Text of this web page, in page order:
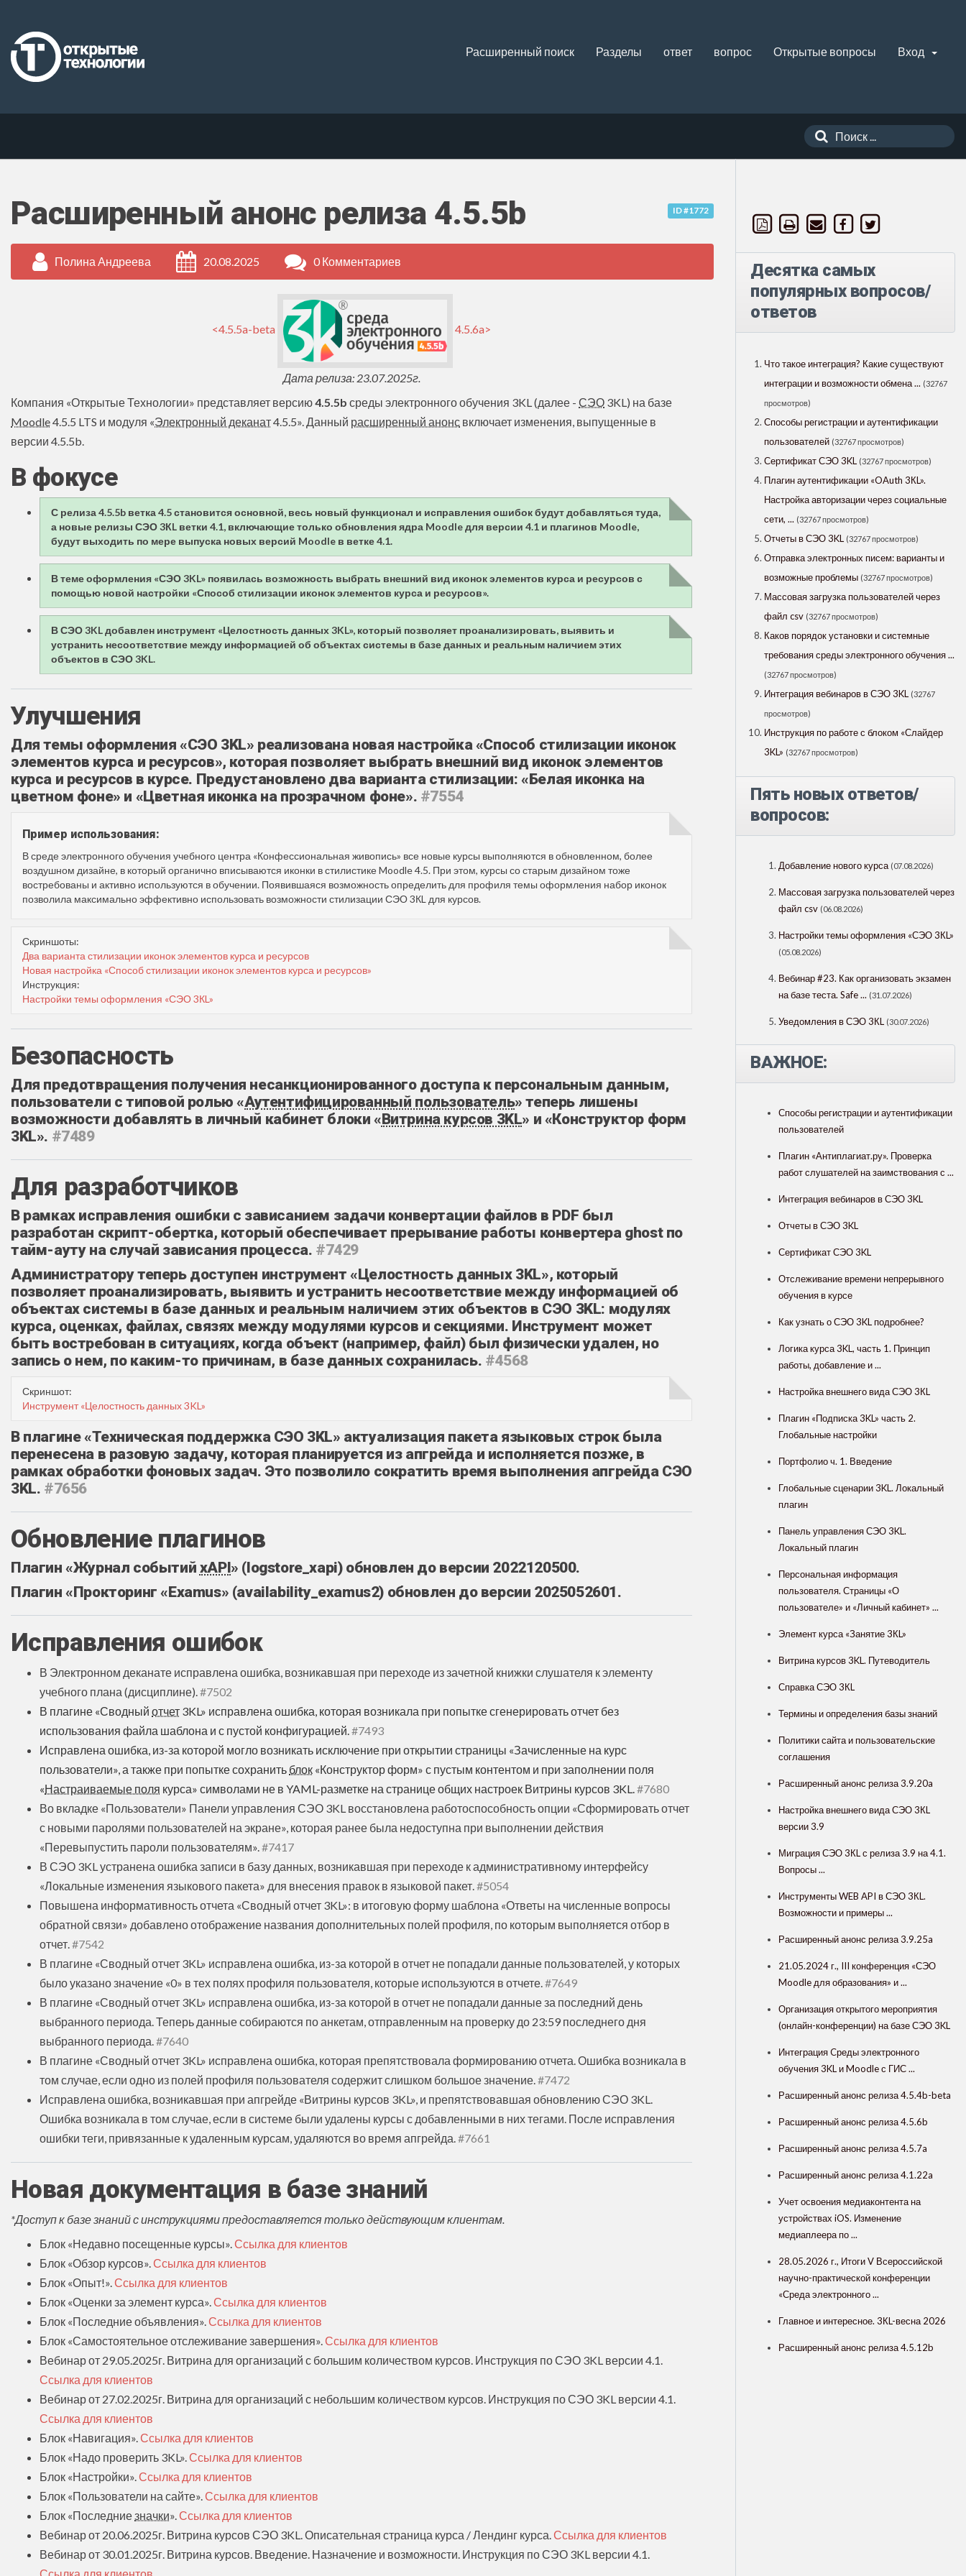
Расширенный поиск Разделы ответ вопрос Открытые вопросы Вход
ID #1772
Расширенный анонс релиза 4.5.5b
Полина Андреева 20.08.2025 0 Комментариев
<4.5.5a-beta 4.5.6a>
Дата релиза: 23.07.2025г.
Компания «Открытые Технологии» представляет версию4.5.5b среды электронного обучения 3KL (далее - СЭО 3KL) на базе
Moodle4.5.5 LTS и модуля «Электронный деканат4.5.5». Данный расширенный анонс включает изменения, выпущенные в
версии 4.5.5b.
В фокусе
С релиза 4.5.5b ветка 4.5 становится основной, весь новый функционал и исправления ошибок будут добавляться туда,
а новые релизы СЭО 3КL ветки 4.1, включающие только обновления ядра Moodle для версии 4.1 и плагинов Moodle,
будут выходить по мере выпуска новых версий Moodle в ветке 4.1.
В теме оформления «СЭО 3KL» появилась возможность выбрать внешний вид иконок элементов курса и ресурсов с
помощью новой настройки «Способ стилизации иконок элементов курса и ресурсов».
В СЭО 3KL добавлен инструмент «Целостность данных 3KL», который позволяет проанализировать, выявить и
устранить несоответствие между информацией об объектах системы в базе данных и реальным наличием этих
объектов в СЭО 3KL.
Улучшения
Для темы оформления «СЭО 3KL» реализована новая настройка «Способ стилизации иконок
элементов курса и ресурсов», которая позволяет выбрать внешний вид иконок элементов
курса и ресурсов в курсе. Предустановлено два варианта стилизации: «Белая иконка на
цветном фоне» и «Цветная иконка на прозрачном фоне». #7554
Пример использования:
В среде электронного обучения учебного центра «Конфессиональная живопись» все новые курсы выполняются в обновленном, более
воздушном дизайне, в который органично вписываются иконки в стилистике Moodle 4.5. При этом, курсы со старым дизайном тоже
востребованы и активно используются в обучении. Появившаяся возможность определить для профиля темы оформления набор иконок
позволила максимально эффективно использовать возможности стилизации СЭО 3КL для курсов.
Скриншоты:
Два варианта стилизации иконок элементов курса и ресурсов
Новая настройка «Способ стилизации иконок элементов курса и ресурсов»
Инструкция:
Настройки темы оформления «СЭО 3КL»
Безопасность
Для предотвращения получения несанкционированного доступа к персональным данным,
пользователи с типовой ролью «Аутентифицированный пользователь» теперь лишены
возможности добавлять в личный кабинет блоки «Витрина курсов 3KL» и «Конструктор форм
3KL». #7489
Для разработчиков
В рамках исправления ошибки с зависанием задачи конвертации файлов в PDF был
разработан скрипт-обертка, который обеспечивает прерывание работы конвертера ghost по
тайм-ауту на случай зависания процесса. #7429
Администратору теперь доступен инструмент «Целостность данных 3KL», который
позволяет проанализировать, выявить и устранить несоответствие между информацией об
объектах системы в базе данных и реальным наличием этих объектов в СЭО 3KL: модулях
курса, оценках, файлах, связях между модулями курсов и секциями. Инструмент может
быть востребован в ситуациях, когда объект (например, файл) был физически удален, но
запись о нем, по каким-то причинам, в базе данных сохранилась. #4568
Скриншот:
Инструмент «Целостность данных 3KL»
В плагине «Техническая поддержка СЭО 3KL‎» актуализация пакета языковых строк была
перенесена в разовую задачу, которая планируется из апгрейда и исполняется позже, в
рамках обработки фоновых задач. Это позволило сократить время выполнения апгрейда СЭО
3KL. #7656
Обновление плагинов
Плагин «Журнал событий xAPI» (logstore_xapi) обновлен до версии 2022120500.
Плагин «Прокторинг «Examus» (availability_examus2) обновлен до версии 2025052601.
Исправления ошибок
В Электронном деканате исправлена ошибка, возникавшая при переходе из зачетной книжки слушателя к элементу
учебного плана (дисциплине). #7502
В плагине «Сводный отчет 3KL‎» исправлена ошибка, которая возникала при попытке сгенерировать отчет без
использования файла шаблона и с пустой конфигурацией. #7493
Исправлена ошибка, из-за которой могло возникать исключение при открытии страницы «Зачисленные на курс
пользователи», а также при попытке сохранить блок «Конструктор форм» с пустым контентом и при заполнении поля
«Настраиваемые поля курса» символами не в YAML-разметке на странице общих настроек Витрины курсов 3KL. #7680
Во вкладке «Пользователи» Панели управления СЭО 3KL восстановлена работоспособность опции «Сформировать отчет
с новыми паролями пользователей на экране», которая ранее была недоступна при выполнении действия
«Перевыпустить пароли пользователям». #7417
В СЭО 3KL устранена ошибка записи в базу данных, возникавшая при переходе к административному интерфейсу
«Локальные изменения языкового пакета» для внесения правок в языковой пакет. #5054
Повышена информативность отчета «Сводный отчет 3KL»: в итоговую форму шаблона «Ответы на численные вопросы
обратной связи» добавлено отображение названия дополнительных полей профиля, по которым выполняется отбор в
отчет. #7542
В плагине «Сводный отчет 3KL‎» исправлена ошибка, из-за которой в отчет не попадали данные пользователей, у которых
было указано значение «0» в тех полях профиля пользователя, которые используются в отчете. #7649
В плагине «Сводный отчет 3KL‎» исправлена ошибка, из-за которой в отчет не попадали данные за последний день
выбранного периода. Теперь данные собираются по анкетам, отправленным на проверку до 23:59 последнего дня
выбранного периода. #7640
В плагине «Сводный отчет 3KL‎» исправлена ошибка, которая препятствовала формированию отчета. Ошибка возникала в
том случае, если одно из полей профиля пользователя содержит слишком большое значение. #7472
Исправлена ошибка, возникавшая при апгрейде «‎Витрины курсов 3KL», и препятствовавшая обновлению СЭО 3KL.
Ошибка возникала в том случае, если в системе были удалены курсы с добавленными в них тегами. После исправления
ошибки теги, привязанные к удаленным курсам, удаляются во время апгрейда. #7661
Новая документация в базе знаний
*Доступ к базе знаний с инструкциями предоставляется только действующим клиентам.
Блок «Недавно посещенные курсы». Ссылка для клиентов
Блок «Обзор курсов». Ссылка для клиентов
Блок «Опыт!». Ссылка для клиентов
Блок «Оценки за элемент курса». Ссылка для клиентов
Блок «Последние объявления». Ссылка для клиентов
Блок «Самостоятельное отслеживание завершения». Ссылка для клиентов
Вебинар от 29.05.2025г. Витрина для организаций с большим количеством курсов. Инструкция по СЭО 3KL версии 4.1.
Ссылка для клиентов
Вебинар от 27.02.2025г. Витрина для организаций с небольшим количеством курсов. Инструкция по СЭО 3KL версии 4.1.
Ссылка для клиентов
Блок «Навигация». Ссылка для клиентов
Блок «Надо проверить 3KL». Ссылка для клиентов
Блок «Настройки». Ссылка для клиентов
Блок «Пользователи на сайте». Ссылка для клиентов
Блок «Последниезначки». Ссылка для клиентов
Вебинар от 20.06.2025г. Витрина курсов СЭО 3KL. Описательная страница курса / Лендинг курса. Ссылка для клиентов
Вебинар от 30.01.2025г. Витрина курсов. Введение. Назначение и возможности. Инструкция по СЭО 3KL версии 4.1.
Десятка самых
популярных вопросов/
ответов
Что такое интеграция? Какие существуют
интеграции и возможности обмена ... (32767
просмотров)
Способы регистрации и аутентификации
пользователей (32767 просмотров)
Сертификат СЭО 3KL (32767 просмотров)
Плагин аутентификации «OAuth 3КL».
Настройка авторизации через социальные
сети, ... (32767 просмотров)
Отчеты в СЭО 3KL (32767 просмотров)
Отправка электронных писем: варианты и
возможные проблемы (32767 просмотров)
Массовая загрузка пользователей через
файл csv (32767 просмотров)
Каков порядок установки и системные
требования среды электронного обучения ...
(32767 просмотров)
Интеграция вебинаров в СЭО 3KL (32767
просмотров)
Инструкция по работе с блоком «Слайдер
3KL» (32767 просмотров)
Пять новых ответов/
вопросов:
Добавление нового курса (07.08.2026)
Массовая загрузка пользователей через
файл csv (06.08.2026)
Настройки темы оформления «СЭО 3КL»
(05.08.2026)
Вебинар #23. Как организовать экзамен
на базе теста. Safe ... (31.07.2026)
Уведомления в СЭО 3КL (30.07.2026)
ВАЖНОЕ:
Способы регистрации и аутентификации
пользователей
Плагин «Антиплагиат.ру». Проверка
работ слушателей на заимствования с ...
Интеграция вебинаров в СЭО 3KL
Отчеты в СЭО 3KL
Сертификат СЭО 3KL
Отслеживание времени непрерывного
обучения в курсе
Как узнать о СЭО 3KL подробнее?
Логика курса 3KL, часть 1. Принцип
работы, добавление и ...
Настройка внешнего вида СЭО 3КL
Плагин «Подписка 3KL» часть 2.
Глобальные настройки
Портфолио ч. 1. Введение
Глобальные сценарии 3KL. Локальный
плагин
Панель управления СЭО 3KL.
Локальный плагин
Персональная информация
пользователя. Страницы «О
пользователе» и «Личный кабинет» ...
Элемент курса «Занятие 3КL»
Витрина курсов 3KL. Путеводитель
Справка СЭО 3КL
Термины и определения базы знаний
Политики сайта и пользовательские
соглашения
Расширенный анонс релиза 3.9.20a
Настройка внешнего вида СЭО 3КL
версии 3.9
Миграция СЭО 3КL с релиза 3.9 на 4.1.
Вопросы ...
Инструменты WEB API в СЭО 3КL.
Возможности и примеры ...
Расширенный анонс релиза 3.9.25a
21.05.2024 г., III конференция «СЭО
Moodle для образования» и ...
Организация открытого мероприятия
(онлайн-конференции) на базе СЭО 3KL
Интеграция Cреды электронного
обучения 3KL и Moodle с ГИС ...
Расширенный анонс релиза 4.5.4b-beta
Расширенный анонс релиза 4.5.6b
Расширенный анонс релиза 4.5.7a
Расширенный анонс релиза 4.1.22a
Учет освоения медиаконтента на
устройствах iOS. Изменение
медиаплеера по ...
28.05.2026 г., Итоги V Всероссийской
научно-практической конференции
«Среда электронного ...
Главное и интересное. 3КL-весна 2026
Расширенный анонс релиза 4.5.12b